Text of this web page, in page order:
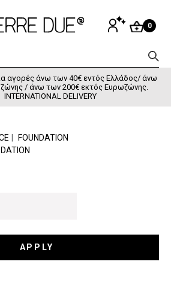
User
ΕΊΣΟΔΟΣ0
αγορές άνω των 40€ εντός Ελλάδος/ άνω
/ άνω των 200€ εκτός Ευρωζώνης.
INTERNATIONAL DELIVERY
FOUNDATION